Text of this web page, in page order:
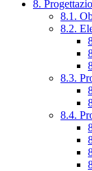
8.
8.1.
8.2.
8.3.
8.4.